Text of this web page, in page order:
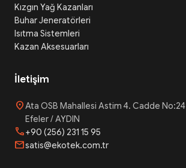
Kızgın Yağ Kazanları
Buhar Jeneratörleri
Isıtma Sistemleri
Kazan Aksesuarları
İletişim
location_onAta OSB Mahallesi Astim 4. Cadde No:24
Efeler / AYDIN
phone+90 (256) 231 15 95
mailsatis@ekotek.com.tr